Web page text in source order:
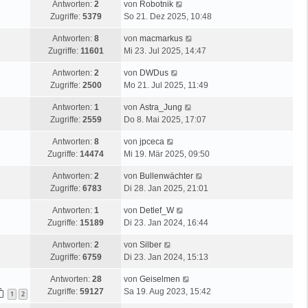
Antworten: 2
Zugriffe: 5379
von Robotnik
So 21. Dez 2025, 10:48
Antworten: 8
Zugriffe: 11601
von macmarkus
Mi 23. Jul 2025, 14:47
Antworten: 2
Zugriffe: 2500
von DWDus
Mo 21. Jul 2025, 11:49
Antworten: 1
Zugriffe: 2559
von Astra_Jung
Do 8. Mai 2025, 17:07
Antworten: 8
Zugriffe: 14474
von jpceca
Mi 19. Mär 2025, 09:50
Antworten: 2
Zugriffe: 6783
von Bullenwächter
Di 28. Jan 2025, 21:01
Antworten: 1
Zugriffe: 15189
von Detlef_W
Di 23. Jan 2024, 16:44
Antworten: 2
Zugriffe: 6759
von Silber
Di 23. Jan 2024, 15:13
1 2
Antworten: 28
Zugriffe: 59127
von Geiselmen
Sa 19. Aug 2023, 15:42